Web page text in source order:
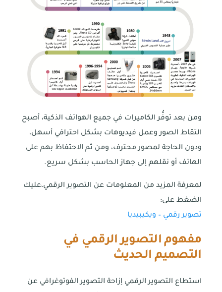
ومن بعد توفُّر الكاميرات في جميع الهواتف الذكية، أصبح
التقاط الصور وعمل فيديوهات بشكل احترافي أسهل،
ودون الحاجة لمصور محترف، ومن ثم الاحتفاظ بهم على
الهاتف أو نقلهم إلى جهاز الحاسب بشكل سريع.
لمعرفة المزيد من المعلومات عن التصوير الرقمي،عليك
الضغط على:
تصوير رقمي – ويكيبيديا
مفهوم التصوير الرقمي في
التصميم الحديث
استطاع التصوير الرقمي إزاحة التصوير الفوتوغرافي عن